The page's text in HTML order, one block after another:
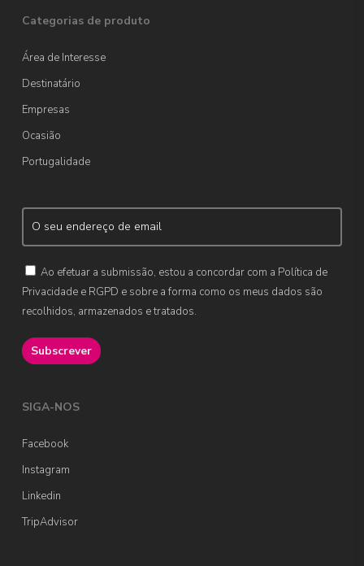
Categorias de produto
Área de Interesse
Destinatário
Empresas
Ocasião
Portugalidade
Ao efetuar a submissão, estou a concordar com a Política de
Privacidade e RGPD e sobre a forma como os meus dados são
recolhidos, armazenados e tratados.
SIGA-NOS
Facebook
Instagram
Linkedin
TripAdvisor